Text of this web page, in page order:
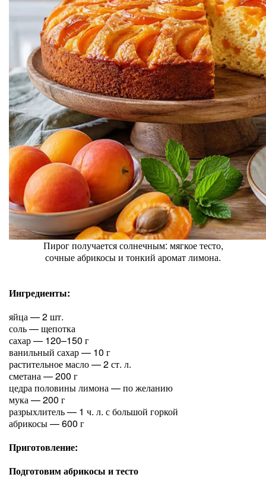
Пирог получается солнечным: мягкое тесто,
сочные абрикосы и тонкий аромат лимона.
Ингредиенты:
яйца — 2 шт.
соль — щепотка
сахар — 120–150 г
ванильный сахар — 10 г
растительное масло — 2 ст. л.
сметана — 200 г
цедра половины лимона — по желанию
мука — 200 г
разрыхлитель — 1 ч. л. с большой горкой
абрикосы — 600 г
Приготовление:
Подготовим абрикосы и тесто